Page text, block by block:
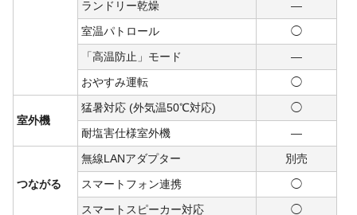
ランドリー乾燥
―
室温パトロール
◯
「高温防止」モード
―
おやすみ運転
◯
室外機
猛暑対応 (外気温50℃対応)
◯
耐塩害仕様室外機
―
つながる
無線LANアダプター
別売
スマートフォン連携
◯
スマートスピーカー対応
◯